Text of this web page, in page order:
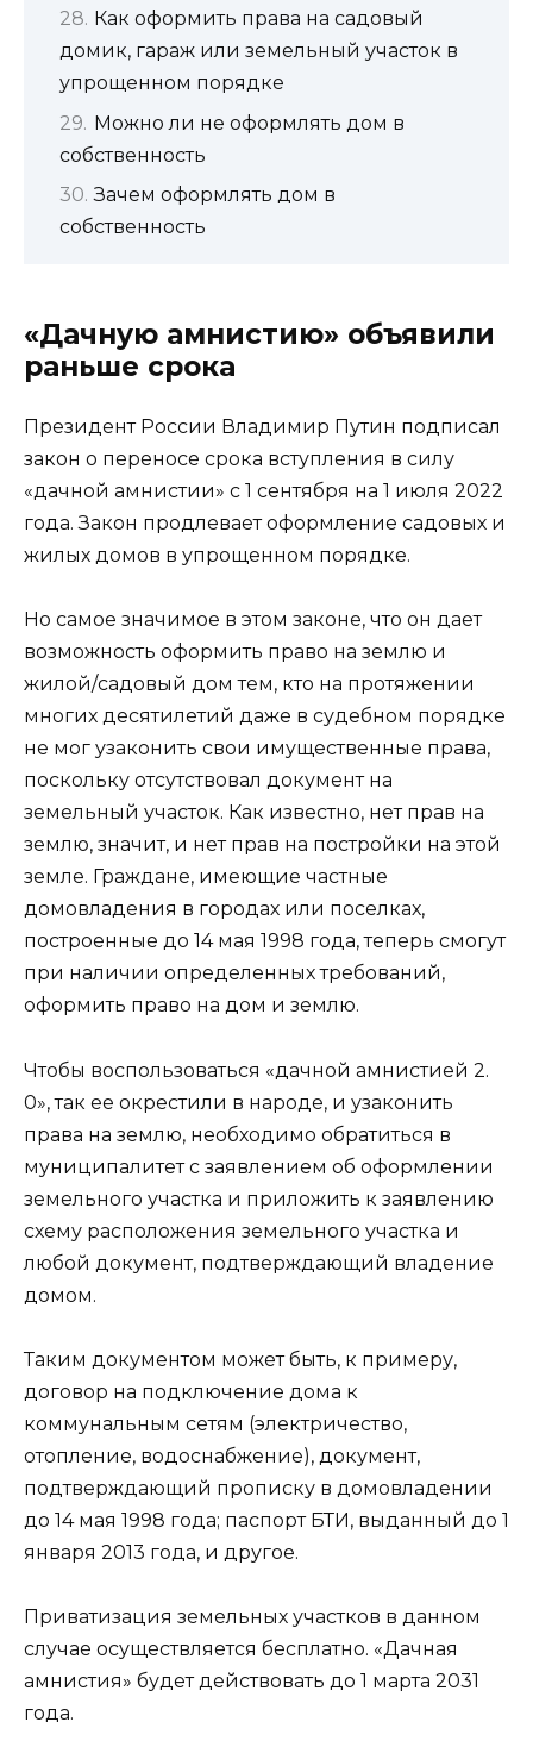
Как оформить права на садовый
домик, гараж или земельный участок в
упрощенном порядке
Можно ли не оформлять дом в
собственность
Зачем оформлять дом в
собственность
«Дачную амнистию» объявили
раньше срока
Президент России Владимир Путин подписал
закон о переносе срока вступления в силу
«дачной амнистии» с 1 сентября на 1 июля 2022
года. Закон продлевает оформление садовых и
жилых домов в упрощенном порядке.
Но самое значимое в этом законе, что он дает
возможность оформить право на землю и
жилой/садовый дом тем, кто на протяжении
многих десятилетий даже в судебном порядке
не мог узаконить свои имущественные права,
поскольку отсутствовал документ на
земельный участок. Как известно, нет прав на
землю, значит, и нет прав на постройки на этой
земле. Граждане, имеющие частные
домовладения в городах или поселках,
построенные до 14 мая 1998 года, теперь смогут
при наличии определенных требований,
оформить право на дом и землю.
Чтобы воспользоваться «дачной амнистией 2.
0», так ее окрестили в народе, и узаконить
права на землю, необходимо обратиться в
муниципалитет с заявлением об оформлении
земельного участка и приложить к заявлению
схему расположения земельного участка и
любой документ, подтверждающий владение
домом.
Таким документом может быть, к примеру,
договор на подключение дома к
коммунальным сетям (электричество,
отопление, водоснабжение), документ,
подтверждающий прописку в домовладении
до 14 мая 1998 года; паспорт БТИ, выданный до 1
января 2013 года, и другое.
Приватизация земельных участков в данном
случае осуществляется бесплатно. «Дачная
амнистия» будет действовать до 1 марта 2031
года.